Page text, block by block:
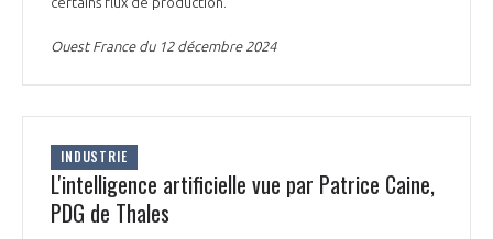
ENVIRONNEMENT
INNOVATION
INTERNATIONALISATION
Ouest France du 12 décembre 2024
INDUSTRIE
L'intelligence artificielle vue par Patrice Caine,
PDG de Thales